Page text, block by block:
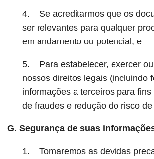
4. Se acreditarmos que os
ser relevantes para qualquer
em andamento ou potencial; e
5. Para estabelecer, exercer ou
nossos direitos legais (incluindo
informações a terceiros para
de fraudes e redução do risco de
G. Segurança de suas
1. Tomaremos as devidas